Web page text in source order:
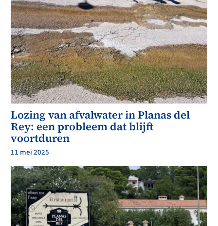
Lozing van afvalwater in Planas del
Rey: een probleem dat blijft
voortduren
11 mei 2025